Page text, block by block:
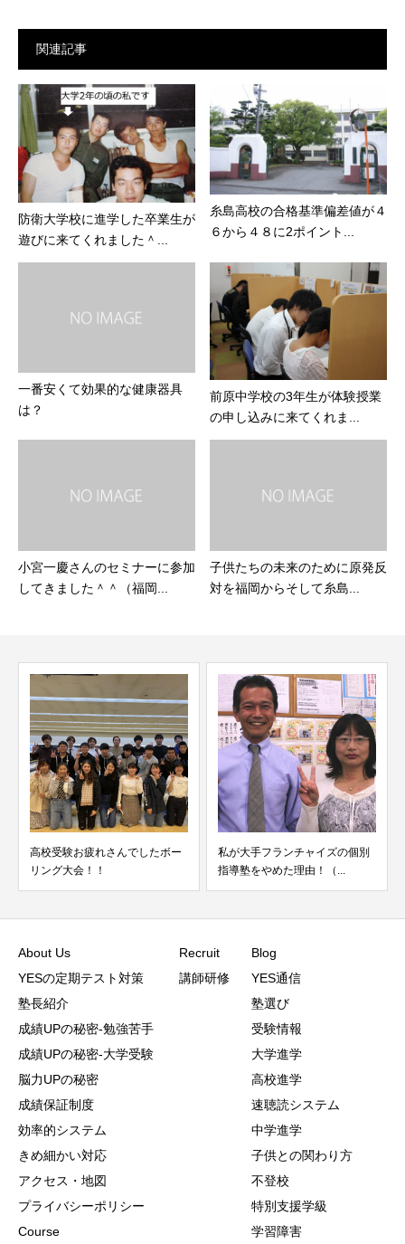
関連記事
防衛大学校に進学した卒業生が
遊びに来てくれました＾...
糸島高校の合格基準偏差値が４
６から４８に2ポイント...
一番安くて効果的な健康器具
は？
前原中学校の3年生が体験授業
の申し込みに来てくれま...
小宮一慶さんのセミナーに参加
してきました＾＾（福岡...
子供たちの未来のために原発反
対を福岡からそして糸島...
私が大手フランチャイズの個別
指導塾をやめた理由！（...
読解力を伸ばしたいお子様に最
適な武器が速聴読です
About Us
YESの定期テスト対策
塾長紹介
成績UPの秘密-勉強苦手
成績UPの秘密-大学受験
脳力UPの秘密
成績保証制度
効率的システム
きめ細かい対応
アクセス・地図
プライバシーポリシー
Course
Recruit
講師研修
Blog
YES通信
塾選び
受験情報
大学進学
高校進学
速聴読システム
中学進学
子供との関わり方
不登校
特別支援学級
学習障害